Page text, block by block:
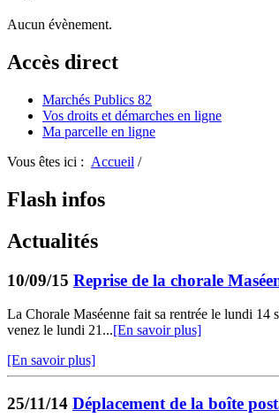
Aucun évènement.
Accès direct
Marchés Publics 82
Vos droits et démarches en ligne
Ma parcelle en ligne
Vous êtes ici : Accueil /
Flash infos
Actualités
10/09/15 Reprise de la chorale
La Chorale Maséenne fait sa rentrée le lundi 14
venez le lundi 21...[En savoir plus]
[En savoir plus]
25/11/14 Déplacement de la boîte